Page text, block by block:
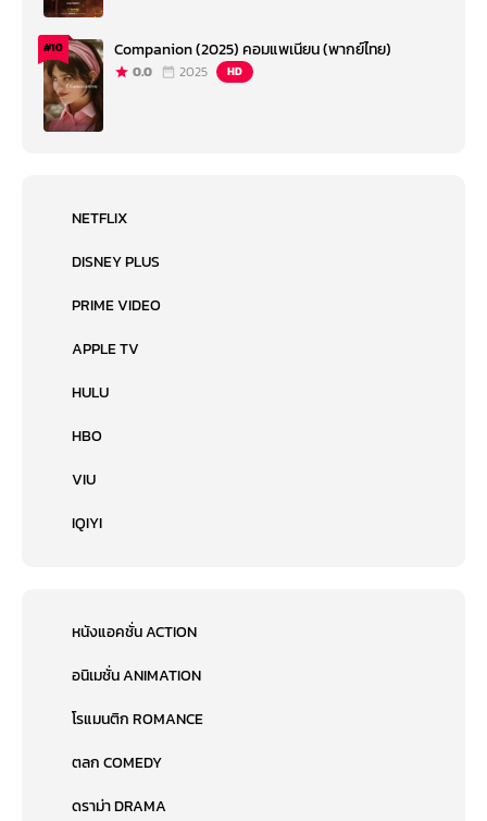
#10 Companion (2025) คอมแพเนียน (พากย์ไทย)
0.0 2025 HD
NETFLIX
DISNEY PLUS
PRIME VIDEO
APPLE TV
HULU
HBO
VIU
IQIYI
หนังแอคชั่น ACTION
อนิเมชั่น ANIMATION
โรแมนติก ROMANCE
ตลก COMEDY
ดราม่า DRAMA